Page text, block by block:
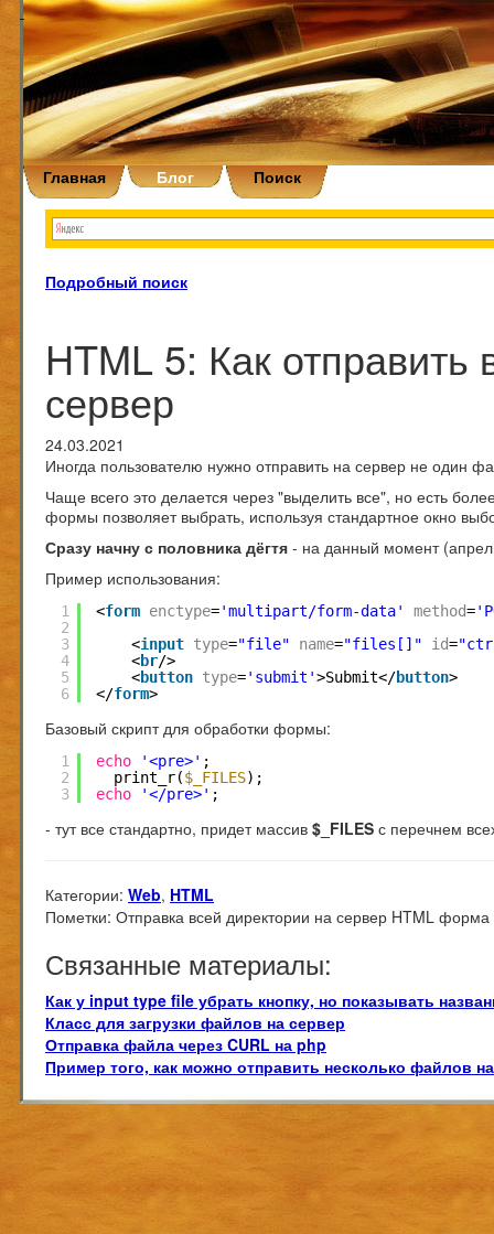
Главная Блог Поиск
Подробный поиск
HTML 5: Как
сервер
24.03.2021
Иногда пользователю нужно отправить на сервер не один
Чаще всего это делается через "выделить все", но есть
формы позволяет выбрать, используя стандартное окно
Сразу начну с половника дёгтя - на данный момент
Пример использования:
1
2
3
4
5
6
<form enctype='multipart/form-data' method=
<input type="file" name="files[]" id=
<br/>
<button type='submit'>Submit</button>
</form>
Базовый скрипт для обработки формы:
1
2
3
echo '<pre>' ;
print_r($_FILES);
echo
'</pre>' ;
- тут все стандартно, придет массив $_FILES с перечнем
Категории: Web, HTML
Пометки: Отправка всей директории на сервер HTML форма
Связанные материалы:
Как у input type file убрать кнопку, но показывать
Класс для загрузки файлов на сервер
Отправка файла через CURL на php
Пример того, как можно отправить несколько файлов